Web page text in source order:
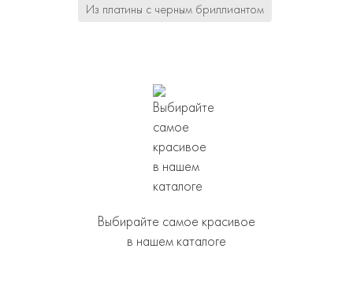
Из платины с черным бриллиантом
Выбирайте самое красивое
в нашем каталоге